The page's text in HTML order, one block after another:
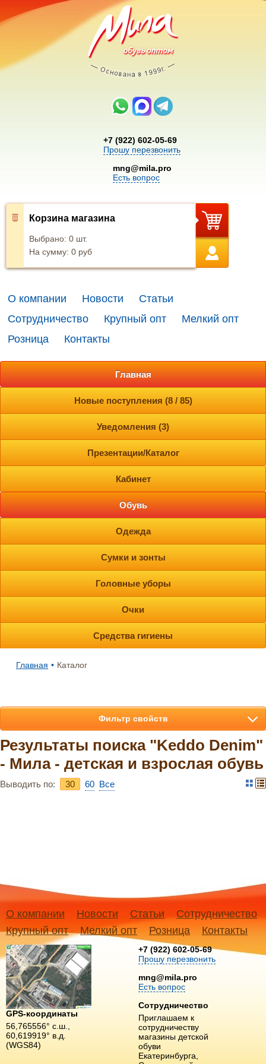
+7 (922) 602-05-69
Прошу перезвонить
mng@mila.pro
Есть вопрос
Корзина магазина
Выбрано: 0 шт.
На сумму: 0 руб
О компании Новости
Статьи
Сотрудничество
Крупный опт
Мелкий опт
Розница
Контакты
Главная
Новые поступления (8 / 85)
Уведомления (3)
Презентации/Каталог
Кабинет
Обувь
Одежда
Сумки и зонты
Головные уборы
Очки
Средства гигиены
Главная • Каталог
Результаты поиска "Keddo Denim"
- Мила - детская и взрослая обувь
Выводить по: 30 60 Bce
Фильтр свойств
О компании Новости Статьи
Сотрудничество
Крупный опт
Мелкий опт Розница Контакты
GPS-координаты
56,765556° с.ш.,
60,619919° в.д.
(WGS84)
+7 (922) 602-05-69
Прошу перезвонить
mng@mila.pro
Есть вопрос
Сотрудничество
Приглашаем к
сотрудничеству
магазины детской
обуви
Екатеринбурга,